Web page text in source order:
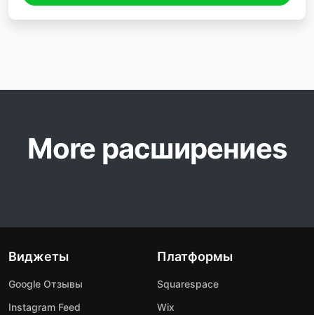
More расширениеs
Виджеты
Google Отзывы
Instagram Feed
Платформы
Squarespace
Wix